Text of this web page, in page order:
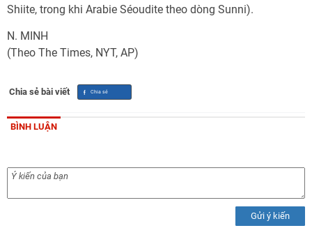
Shiite, trong khi Arabie Séoudite theo dòng Sunni).
N. MINH
(Theo The Times, NYT, AP)
Chia sẻ bài viết
BÌNH LUẬN
Gửi ý kiến